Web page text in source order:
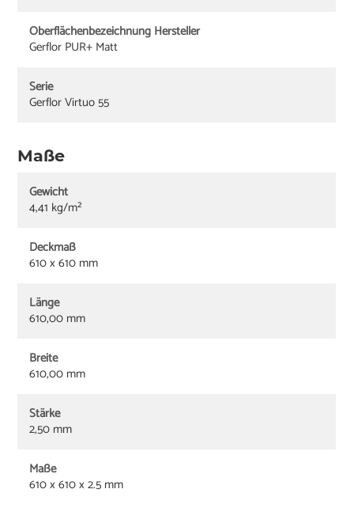
Oberflächenbezeichnung Hersteller
Gerflor PUR+ Matt
Serie
Gerflor Virtuo 55
Maße
Gewicht
4,41 kg/m²
Deckmaß
610 x 610 mm
Länge
610,00 mm
Breite
610,00 mm
Stärke
2,50 mm
Maße
610 x 610 x 2.5 mm